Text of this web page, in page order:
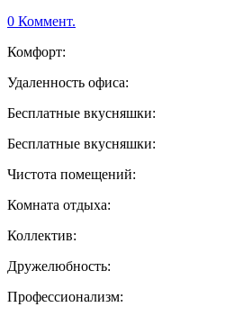
0 Коммент.
Комфорт:
Удаленность офиса:
Бесплатные вкусняшки:
Бесплатные вкусняшки:
Чистота помещений:
Комната отдыха:
Коллектив:
Дружелюбность:
Профессионализм: